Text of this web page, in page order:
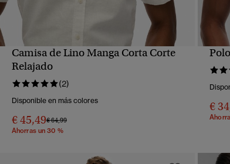
VISTA RÁPIDA
Camisa de Lino Manga Corta Corte
Relajado
(2)
Disponible en más colores
€ 45,49Precio rebajado de
€ 64,99a
Ahorras un 30 %
€